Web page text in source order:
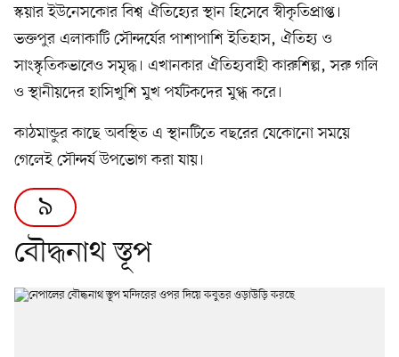
স্কয়ার ইউনেসকোর বিশ্ব ঐতিহ্যের স্থান হিসেবে স্বীকৃতিপ্রাপ্ত।
ভক্তপুর এলাকাটি সৌন্দর্যের পাশাপাশি ইতিহাস, ঐতিহ্য ও
সাংস্কৃতিকভাবেও সমৃদ্ধ। এখানকার ঐতিহ্যবাহী কারুশিল্প, সরু গলি
ও স্থানীয়দের হাসিখুশি মুখ পর্যটকদের মুগ্ধ করে।
কাঠমান্ডুর কাছে অবস্থিত এ স্থানটিতে বছরের যেকোনো সময়ে
গেলেই সৌন্দর্য উপভোগ করা যায়।
৯
বৌদ্ধনাথ স্তূপ